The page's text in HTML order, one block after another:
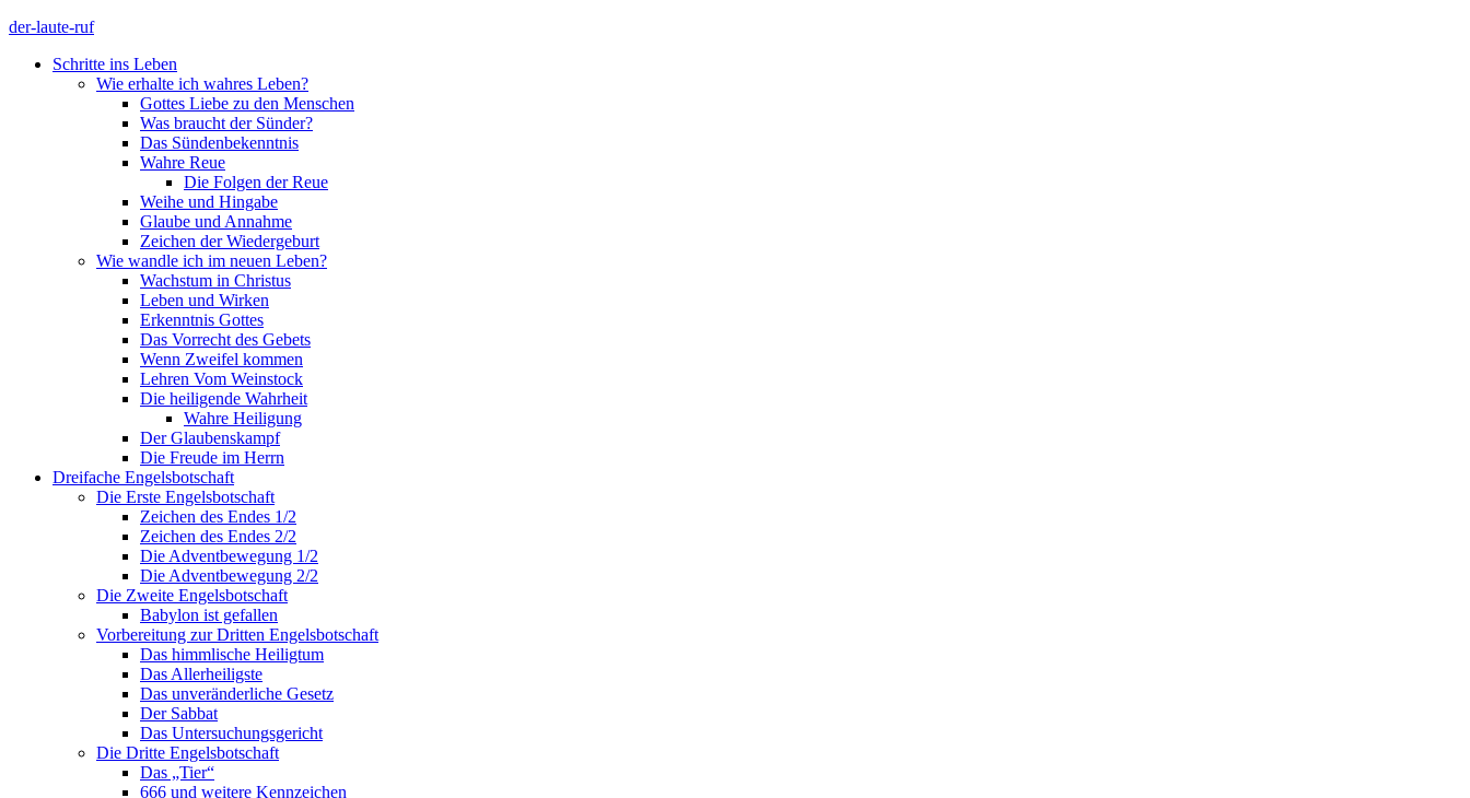
der-laute-ruf
Schritte ins Leben
Wie erhalte ich wahres Leben?
Gottes Liebe zu den Menschen
Was braucht der Sünder?
Das Sündenbekenntnis
Wahre Reue
Die Folgen der Reue
Weihe und Hingabe
Glaube und Annahme
Zeichen der Wiedergeburt
Wie wandle ich im neuen Leben?
Wachstum in Christus
Leben und Wirken
Erkenntnis Gottes
Das Vorrecht des Gebets
Wenn Zweifel kommen
Lehren Vom Weinstock
Die heiligende Wahrheit
Wahre Heiligung
Der Glaubenskampf
Die Freude im Herrn
Dreifache Engelsbotschaft
Die Erste Engelsbotschaft
Zeichen des Endes 1/2
Zeichen des Endes 2/2
Die Adventbewegung 1/2
Die Adventbewegung 2/2
Die Zweite Engelsbotschaft
Babylon ist gefallen
Vorbereitung zur Dritten Engelsbotschaft
Das himmlische Heiligtum
Das Allerheiligste
Das unveränderliche Gesetz
Der Sabbat
Das Untersuchungsgericht
Die Dritte Engelsbotschaft
Das „Tier“
666 und weitere Kennzeichen